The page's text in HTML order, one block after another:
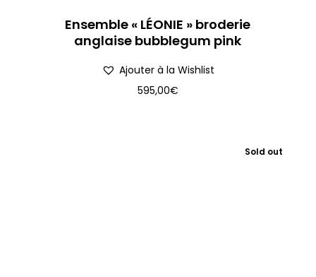
Ensemble « LÉONIE » broderie
anglaise bubblegum pink
Ajouter à la Wishlist
595,00€
Sold out